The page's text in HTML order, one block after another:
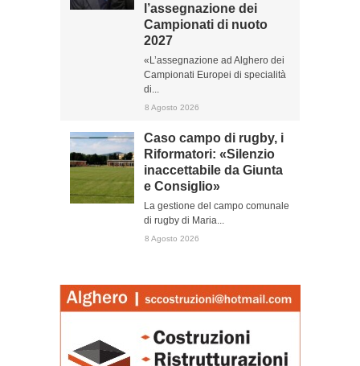
l’assegnazione dei
Campionati di nuoto
2027
«L’assegnazione ad Alghero dei
Campionati Europei di specialità
di...
8 Agosto 2026
Caso campo di rugby, i
Riformatori: «Silenzio
inaccettabile da Giunta
e Consiglio»
La gestione del campo comunale
di rugby di Maria...
8 Agosto 2026